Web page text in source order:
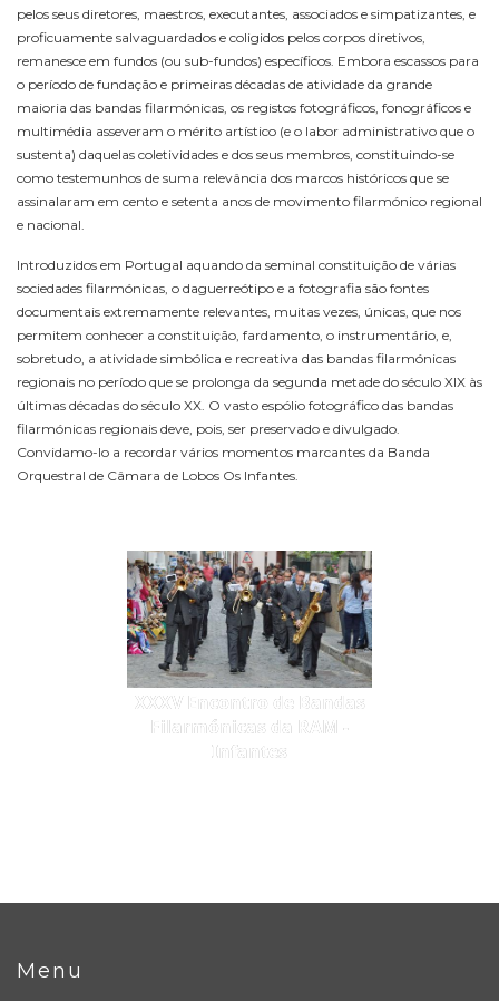
pelos seus diretores, maestros, executantes, associados e simpatizantes, e
proficuamente salvaguardados e coligidos pelos corpos diretivos,
remanesce em fundos (ou sub-fundos) específicos. Embora escassos para
o período de fundação e primeiras décadas de atividade da grande
maioria das bandas filarmónicas, os registos fotográficos, fonográficos e
multimédia asseveram o mérito artístico (e o labor administrativo que o
sustenta) daquelas coletividades e dos seus membros, constituindo-se
como testemunhos de suma relevância dos marcos históricos que se
assinalaram em cento e setenta anos de movimento filarmónico regional
e nacional.
Introduzidos em Portugal aquando da seminal constituição de várias
sociedades filarmónicas, o daguerreótipo e a fotografia são fontes
documentais extremamente relevantes, muitas vezes, únicas, que nos
permitem conhecer a constituição, fardamento, o instrumentário, e,
sobretudo, a atividade simbólica e recreativa das bandas filarmónicas
regionais no período que se prolonga da segunda metade do século XIX às
últimas décadas do século XX. O vasto espólio fotográfico das bandas
filarmónicas regionais deve, pois, ser preservado e divulgado.
Convidamo-lo a recordar vários momentos marcantes da Banda
Orquestral de Câmara de Lobos Os Infantes.
XXXV Encontro de Bandas
Filarmónicas da RAM -
Infantes
Menu